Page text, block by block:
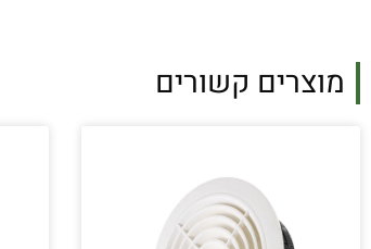
מוצרים קשורים